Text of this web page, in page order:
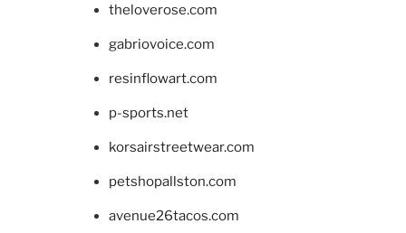
theloverose.com
gabriovoice.com
resinflowart.com
p-sports.net
korsairstreetwear.com
petshopallston.com
avenue26tacos.com